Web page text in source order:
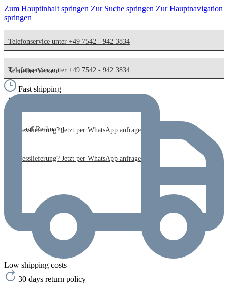
Zum Hauptinhalt springen Zur Suche springen Zur Hauptnavigation
springen
Telefonservice unter +49 7542 - 942 3834
Schneller Versand
Kauf auf Rechnung
Expresslieferung? Jetzt per WhatsApp anfragen!
Telefonservice unter +49 7542 - 942 3834
Schneller Versand
Kauf auf Rechnung
Expresslieferung? Jetzt per WhatsApp anfragen!
Fast shipping
Low shipping costs
30 days return policy